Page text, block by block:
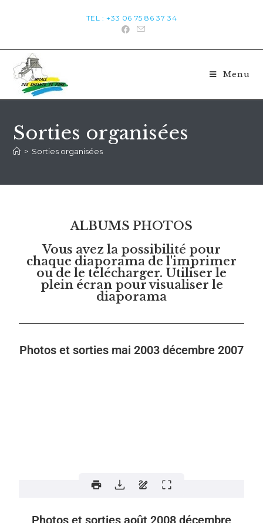
TEL : +33 06 75 86 37 34
Menu
Sorties organisées
> Sorties organisées
ALBUMS PHOTOS
Vous avez la possibilité pour
chaque diaporama de l'imprimer
ou de le télécharger. Utiliser le
plein écran pour visualiser le
diaporama
Photos et sorties mai 2003 décembre 2007
Photos et sorties août 2008 décembre